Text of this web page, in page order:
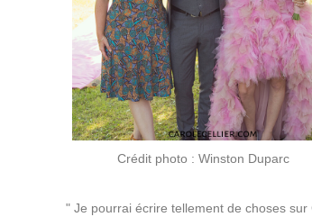
Crédit photo : Winston Duparc
" Je pourrai écrire tellement de choses